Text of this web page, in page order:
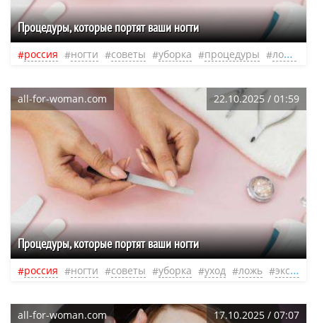
Процедуры, которые портят ваши ногти
россия ногти советы уборка процедуры ложь
all-for-woman.com 22.10.2025 / 01:59
Процедуры, которые портят ваши ногти
россия ногти советы уборка уход ложь эксперт
all-for-woman.com 17.10.2025 / 07:07